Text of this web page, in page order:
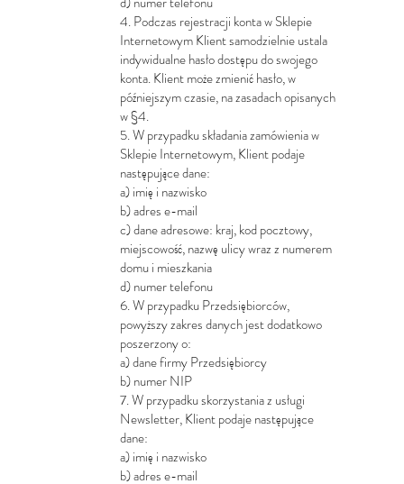
4. Podczas rejestracji konta w Sklepie
Internetowym Klient samodzielnie ustala
indywidualne hasło dostępu do swojego
konta. Klient może zmienić hasło, w
późniejszym czasie, na zasadach opisanych
w §4.
5. W przypadku składania zamówienia w
Sklepie Internetowym, Klient podaje
następujące dane:
a) imię i nazwisko
b) adres e-mail
c) dane adresowe: kraj, kod pocztowy,
miejscowość, nazwę ulicy wraz z numerem
domu i mieszkania
d) numer telefonu
6. W przypadku Przedsiębiorców,
powyższy zakres danych jest dodatkowo
poszerzony o:
a) dane firmy Przedsiębiorcy
b) numer NIP
7. W przypadku skorzystania z usługi
Newsletter, Klient podaje następujące
dane:
a) imię i nazwisko
b) adres e-mail